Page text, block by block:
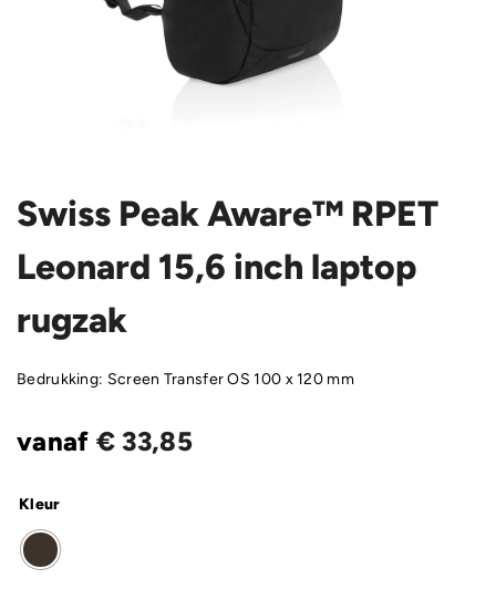
Swiss Peak Aware™ RPET
Leonard 15,6 inch laptop
rugzak
Bedrukking: Screen Transfer OS 100 x 120 mm
vanaf € 33,85
Kleur